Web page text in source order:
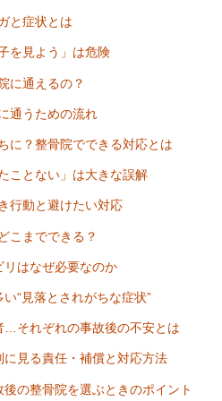
と症状とは
を見よう」は危険
に通えるの？
通うための流れ
に？整骨院でできる対応とは
ことない」は大きな誤解
行動と避けたい対応
こまでできる？
はなぜ必要なのか
“見落とされがちな症状”
…それぞれの事故後の不安とは
見る責任・補償と対応方法
の整骨院を選ぶときのポイント